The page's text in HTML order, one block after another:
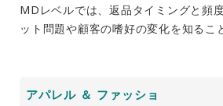
MDレベルでは、返品タイミングと頻
ット問題や顧客の嗜好の変化を知るこ
アパレル ＆ ファッショ